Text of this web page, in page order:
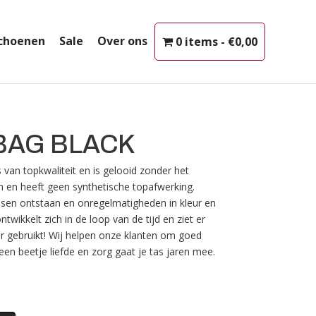
Sale Over ons 0 items €0,00
BLACK
van topkwaliteit en is gelooid zonder het
en heeft geen synthetische topafwerking.
ontstaan en onregelmatigheden in kleur en
zich in de loop van de tijd en ziet er
Wij helpen onze klanten om goed
beetje liefde en zorg gaat je tas jaren mee.